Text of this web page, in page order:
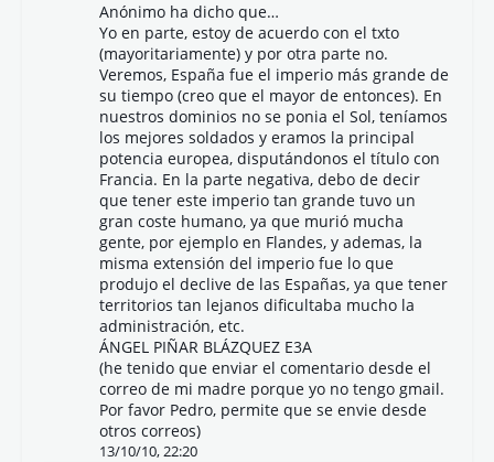
Anónimo ha dicho que…
Yo en parte, estoy de acuerdo con el txto
(mayoritariamente) y por otra parte no.
Veremos, España fue el imperio más grande de
su tiempo (creo que el mayor de entonces). En
nuestros dominios no se ponia el Sol, teníamos
los mejores soldados y eramos la principal
potencia europea, disputándonos el título con
Francia. En la parte negativa, debo de decir
que tener este imperio tan grande tuvo un
gran coste humano, ya que murió mucha
gente, por ejemplo en Flandes, y ademas, la
misma extensión del imperio fue lo que
produjo el declive de las Españas, ya que tener
territorios tan lejanos dificultaba mucho la
administración, etc.
ÁNGEL PIÑAR BLÁZQUEZ E3A
(he tenido que enviar el comentario desde el
correo de mi madre porque yo no tengo gmail.
Por favor Pedro, permite que se envie desde
otros correos)
13/10/10, 22:20